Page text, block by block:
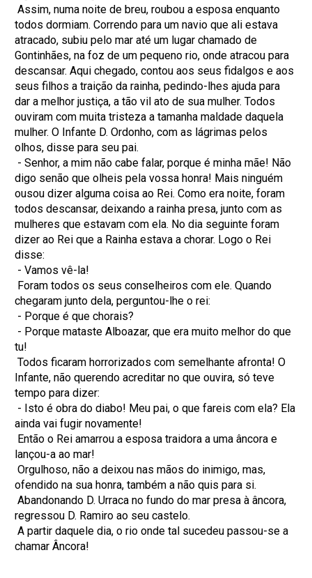
Assim, numa noite de breu, roubou a esposa enquanto
todos dormiam. Correndo para um navio que ali estava
atracado, subiu pelo mar até um lugar chamado de
Gontinhães, na foz de um pequeno rio, onde atracou para
descansar. Aqui chegado, contou aos seus fidalgos e aos
seus filhos a traição da rainha, pedindo-lhes ajuda para
dar a melhor justiça, a tão vil ato de sua mulher. Todos
ouviram com muita tristeza a tamanha maldade daquela
mulher. O Infante D. Ordonho, com as lágrimas pelos
olhos, disse para seu pai.
- Senhor, a mim não cabe falar, porque é minha mãe! Não
digo senão que olheis pela vossa honra! Mais ninguém
ousou dizer alguma coisa ao Rei. Como era noite, foram
todos descansar, deixando a rainha presa, junto com as
mulheres que estavam com ela. No dia seguinte foram
dizer ao Rei que a Rainha estava a chorar. Logo o Rei
disse:
- Vamos vê-la!
Foram todos os seus conselheiros com ele. Quando
chegaram junto dela, perguntou-lhe o rei:
- Porque é que chorais?
- Porque mataste Alboazar, que era muito melhor do que
tu!
Todos ficaram horrorizados com semelhante afronta! O
Infante, não querendo acreditar no que ouvira, só teve
tempo para dizer:
- Isto é obra do diabo! Meu pai, o que fareis com ela? Ela
ainda vai fugir novamente!
Então o Rei amarrou a esposa traidora a uma âncora e
lançou-a ao mar!
Orgulhoso, não a deixou nas mãos do inimigo, mas,
ofendido na sua honra, também a não quis para si.
Abandonando D. Urraca no fundo do mar presa à âncora,
regressou D. Ramiro ao seu castelo.
A partir daquele dia, o rio onde tal sucedeu passou-se a
chamar Âncora!